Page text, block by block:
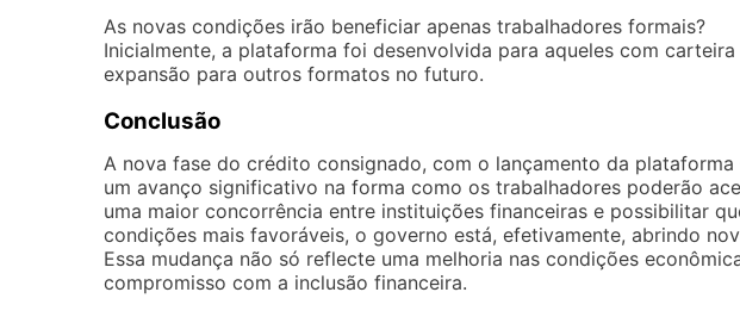
As novas condições irão beneficiar apenas trabalhadores formais?
Inicialmente, a plataforma foi desenvolvida para aqueles com
expansão para outros formatos no futuro.
Conclusão
A nova fase do crédito consignado, com o lançamento da plataforma
um avanço significativo na forma como os trabalhadores poderão
uma maior concorrência entre instituições financeiras e possibilitar
condições mais favoráveis, o governo está, efetivamente, abrindo
Essa mudança não só reflecte uma melhoria nas condições
compromisso com a inclusão financeira.